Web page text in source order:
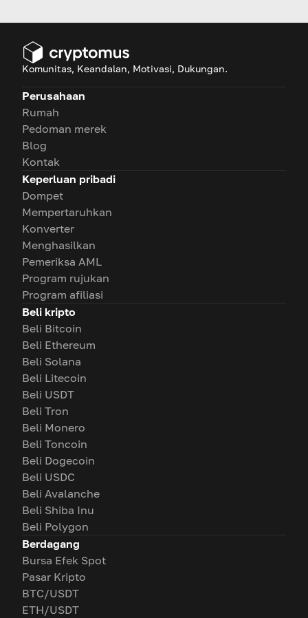
serta potensinya sebagai
Komunitas, Keandalan, Motivasi, Dukungan.
Perusahaan
Rumah
Pedoman merek
Blog
Kontak
Keperluan pribadi
Dompet
Mempertaruhkan
Konverter
Menghasilkan
Pemeriksa AML
Program rujukan
Program afiliasi
Beli kripto
Beli Bitcoin
Beli Ethereum
Beli Solana
Beli Litecoin
Beli USDT
Beli Tron
Beli Monero
Beli Toncoin
Beli Dogecoin
Beli USDC
Beli Avalanche
Beli Shiba Inu
Beli Polygon
Berdagang
Bursa Efek Spot
Pasar Kripto
BTC/USDT
ETH/USDT